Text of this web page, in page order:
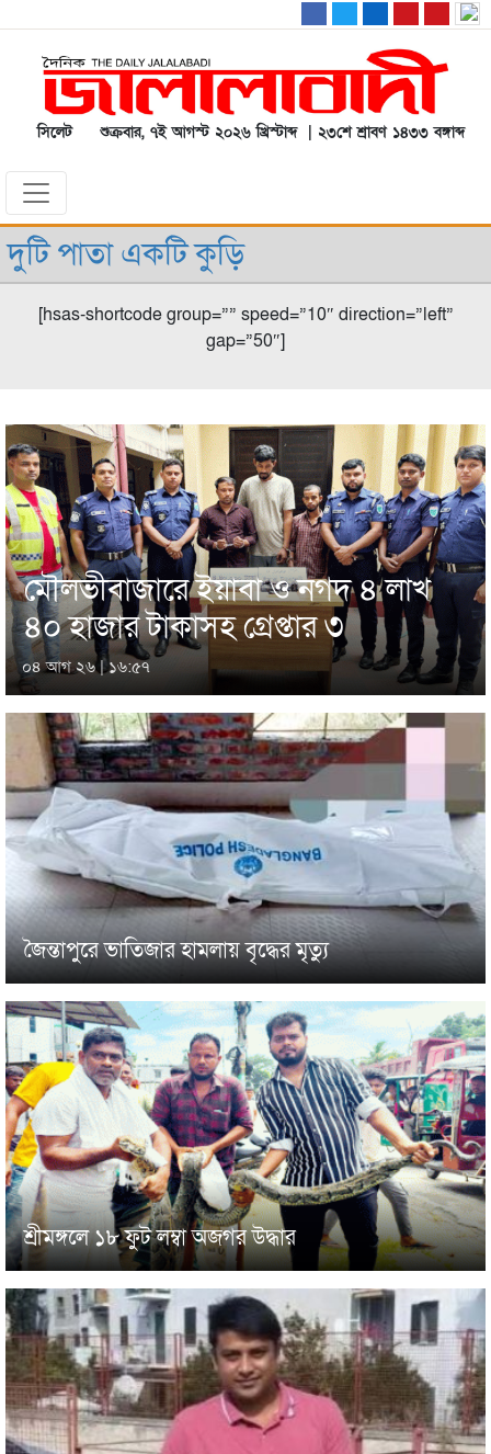
সিলেট শুক্রবার, ৭ই আগস্ট ২০২৬ খ্রিস্টাব্দ | ২৩শে শ্রাবণ ১৪৩৩ বঙ্গাব্দ
দুটি পাতা একটি কুড়ি
[hsas-shortcode group=”” speed=”10″ direction=”left”
gap=”50″]
মৌলভীবাজারে ইয়াবা ও নগদ ৪ লাখ
৪০ হাজার টাকাসহ গ্রেপ্তার ৩
০৪ আগ ২৬ | ১৬:৫৭
জৈন্তাপুরে ভাতিজার হামলায় বৃদ্ধের মৃত্যু
শ্রীমঙ্গলে ১৮ ফুট লম্বা অজগর উদ্ধার